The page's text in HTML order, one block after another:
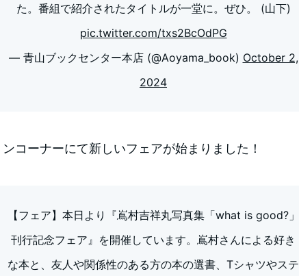
た。番組で紹介されたタイトルが一堂に。ぜひ。 (山下)
pic.twitter.com/txs2BcOdPG
— 青山ブックセンター本店 (@Aoyama_book) October 2,
2024
コーナーにて新しいフェアが始まりました！
【フェア】本日より『嶌村吉祥丸写真集「what is good?」
刊行記念フェア』を開催しています。嶌村さんによる好き
な本と、友人や関係性のある方の本の選書、Tシャツやステ